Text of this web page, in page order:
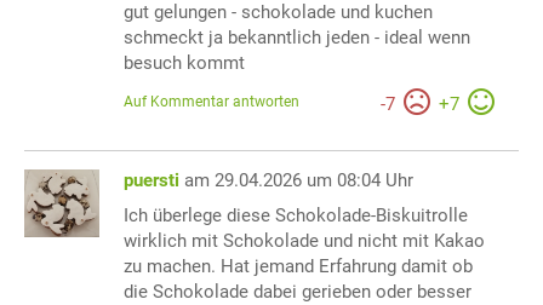
gut gelungen - schokolade und kuchen
schmeckt ja bekanntlich jeden - ideal wenn
besuch kommt
-7 +7
Auf Kommentar antworten
puersti am 29.04.2026 um 08:04 Uhr
Ich überlege diese Schokolade-Biskuitrolle
wirklich mit Schokolade und nicht mit Kakao
zu machen. Hat jemand Erfahrung damit ob
die Schokolade dabei gerieben oder besser